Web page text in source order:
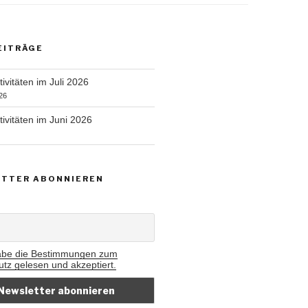
im Juli 2026
im Juni 2026
ABONNIEREN
die Bestimmungen zum
gelesen und akzeptiert.